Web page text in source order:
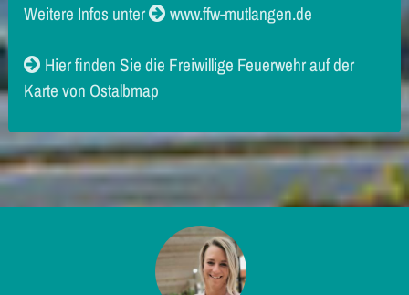
Weitere Infos unter www.ffw-mutlangen.de
Hier finden Sie die Freiwillige Feuerwehr auf der
Karte von Ostalbmap